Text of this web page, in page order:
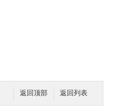
返回列表
返回顶部